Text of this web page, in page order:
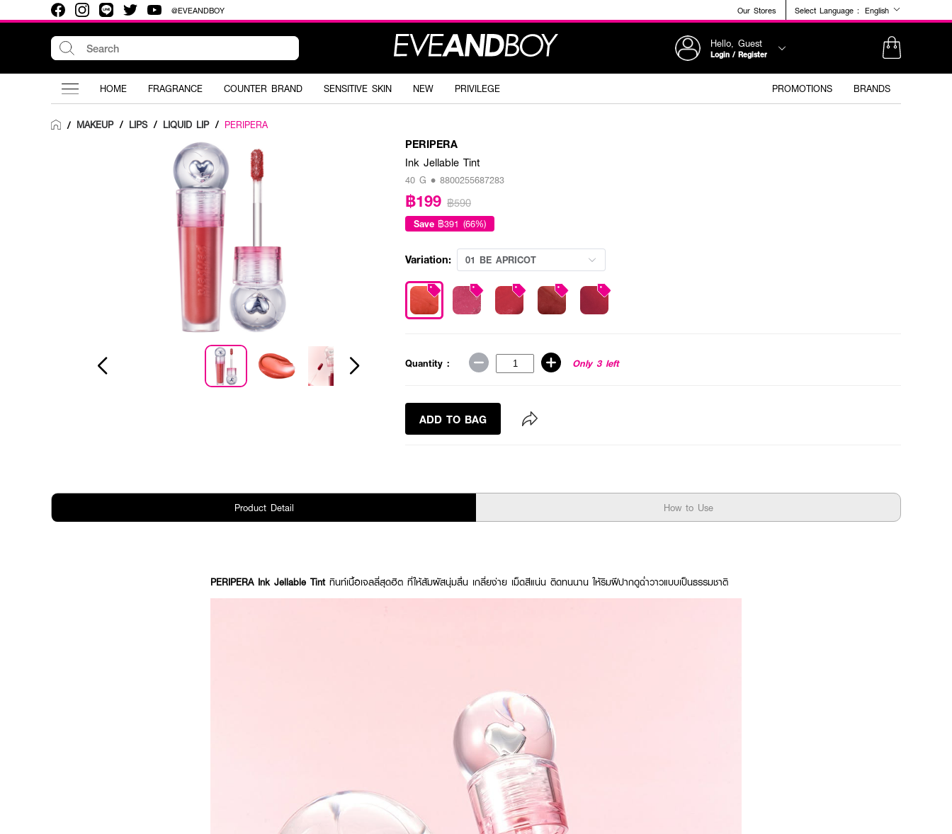
@EVEANDBOY Our Stores Select Language : English
Hello, Guest
Login / Register
HOME FRAGRANCE COUNTER BRAND SENSITIVE SKIN NEW PRIVILEGE PROMOTIONS BRANDS
/ MAKEUP / LIPS / LIQUID LIP / PERIPERA
PERIPERA
Ink Jellable Tint
40 G • 8800255687283
฿199 ฿590
Save ฿391 (66%)
Variation: 01 BE APRICOT
Quantity : Only 3 left
ADD TO BAG
Product Detail How to Use
​PERIPERA Ink Jellable Tintทินท์เนื้อเจลลี่สุดฮิต ที่ให้สัมผัสนุ่มลื่น เกลี่ยง่าย เม็ดสีแน่น ติดทนนาน ให้ริมฝีปากดูฉ่ำวาวแบบเป็นธรรมชาติ